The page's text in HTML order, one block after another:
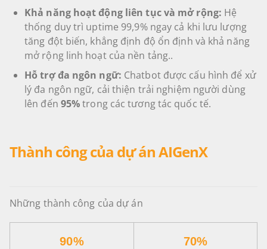
Khả năng hoạt động liên tục và mở rộng: Hệ
thống duy trì uptime 99,9% ngay cả khi lưu lượng
tăng đột biến, khẳng định độ ổn định và khả năng
mở rộng linh hoạt của nền tảng..
Hỗ trợ đa ngôn ngữ: Chatbot được cấu hình để xử
lý đa ngôn ngữ, cải thiện trải nghiệm người dùng
lên đến 95%trong các tương tác quốc tế.
Thành công của dự án AIGenX
Những thành công của dự án
90% 70%